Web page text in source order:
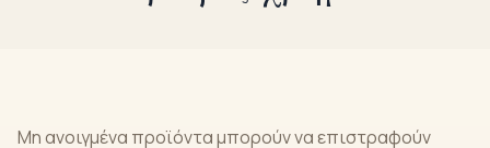
Μη ανοιγμένα προϊόντα μπορούν να επιστραφούν